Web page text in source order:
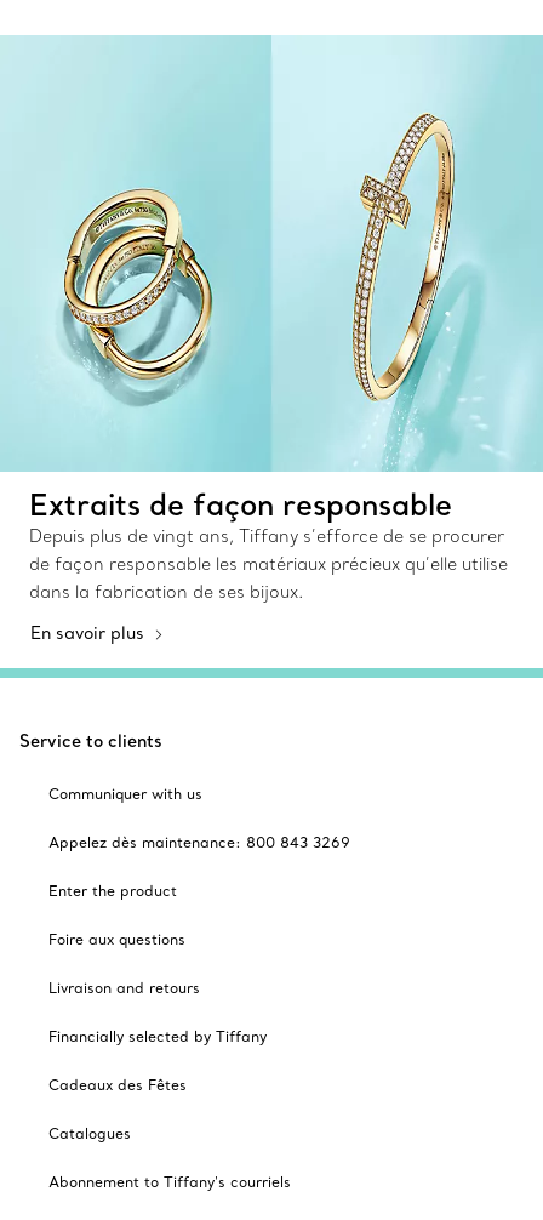
Extraits de façon responsable
Depuis plus de vingt ans, Tiffany s’efforce de se procurer
de façon responsable les matériaux précieux qu’elle utilise
dans la fabrication de ses bijoux.
En savoir plus
Service to clients
Communiquer with us
Appelez dès maintenance: 800 843 3269
Enter the product
Foire aux questions
Livraison and retours
Financially selected by Tiffany
Cadeaux des Fêtes
Catalogues
Abonnement to Tiffany's courriels